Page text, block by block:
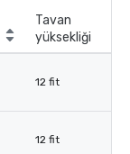
Tavan
yüksekliği
12 fit
12 fit